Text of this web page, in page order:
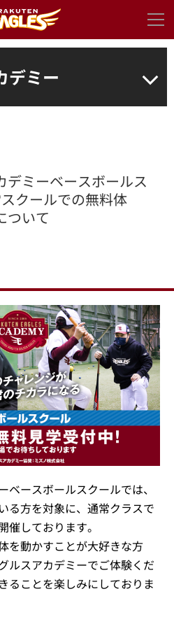
デミー
デミーベースボールス
クールでの無料体
ついて
ースボールスクールでは、
る方を対象に、通常クラスで
催しております。
を動かすことが大好きな方
ルスアカデミーでご体験くだ
ることを楽しみにしておりま